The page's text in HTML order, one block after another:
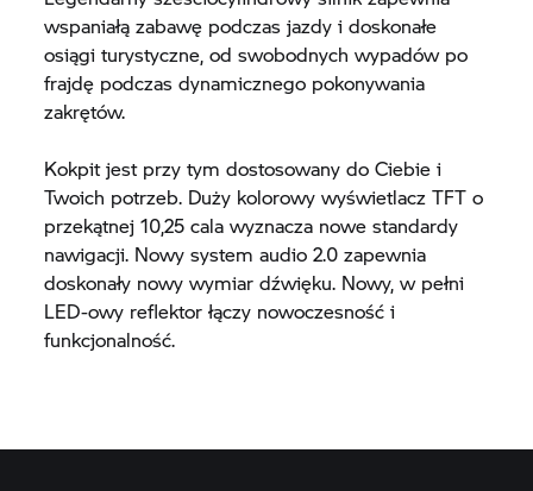
wspaniałą zabawę podczas jazdy i doskonałe
osiągi turystyczne, od swobodnych wypadów po
frajdę podczas dynamicznego pokonywania
zakrętów.
Kokpit jest przy tym dostosowany do Ciebie i
Twoich potrzeb. Duży kolorowy wyświetlacz TFT o
przekątnej 10,25 cala wyznacza nowe standardy
nawigacji. Nowy system audio 2.0 zapewnia
doskonały nowy wymiar dźwięku. Nowy, w pełni
LED-owy reflektor łączy nowoczesność i
funkcjonalność.